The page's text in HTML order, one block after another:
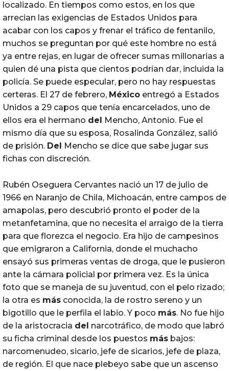
localizado. En tiempos como estos, en los que
arrecian las exigencias de Estados Unidos para
acabar con los capos y frenar el tráfico de fentanilo,
muchos se preguntan por qué este hombre no está
ya entre rejas, en lugar de ofrecer sumas millonarias a
quien dé una pista que cientos podrían dar, incluida la
policía. Se puede especular, pero no hay respuestas
certeras. El 27 de febrero, México entregó a Estados
Unidos a 29 capos que tenía encarcelados, uno de
ellos era el hermano del Mencho, Antonio. Fue el
mismo día que su esposa, Rosalinda González, salió
de prisión. Del Mencho se dice que sabe jugar sus
fichas con discreción.
Rubén Oseguera Cervantes nació un 17 de julio de
1966 en Naranjo de Chila, Michoacán, entre campos de
amapolas, pero descubrió pronto el poder de la
metanfetamina, que no necesita el arraigo de la tierra
para que florezca el negocio. Era hijo de campesinos
que emigraron a California, donde el muchacho
ensayó sus primeras ventas de droga, que le pusieron
ante la cámara policial por primera vez. Es la única
foto que se maneja de su juventud, con el pelo rizado;
la otra es más conocida, la de rostro sereno y un
bigotillo que le perfila el labio. Y poco más. No fue hijo
de la aristocracia del narcotráfico, de modo que labró
su ficha criminal desde los puestos más bajos:
narcomenudeo, sicario, jefe de sicarios, jefe de plaza,
de región. El que nace plebeyo sabe que un ascenso